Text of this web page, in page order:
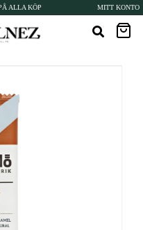
ALLA KÖP MITT KONTO